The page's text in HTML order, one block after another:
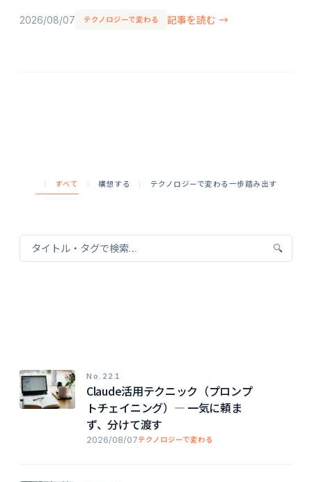
2026/08/07 テクノロジーで変わる 記事を読む →
すべて 構想する テクノロジーで変わる 一歩踏み出す
🔍
No.221
Claude活用テクニック（プロンプ
トチェイニング）― 一気に頼ま
ず、分けて渡す
2026/08/07テクノロジーで変わる